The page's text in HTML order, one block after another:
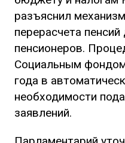
разъяснил
перерасчета
пенсионеров.
Социальным
года в
необходимости
заявлений.